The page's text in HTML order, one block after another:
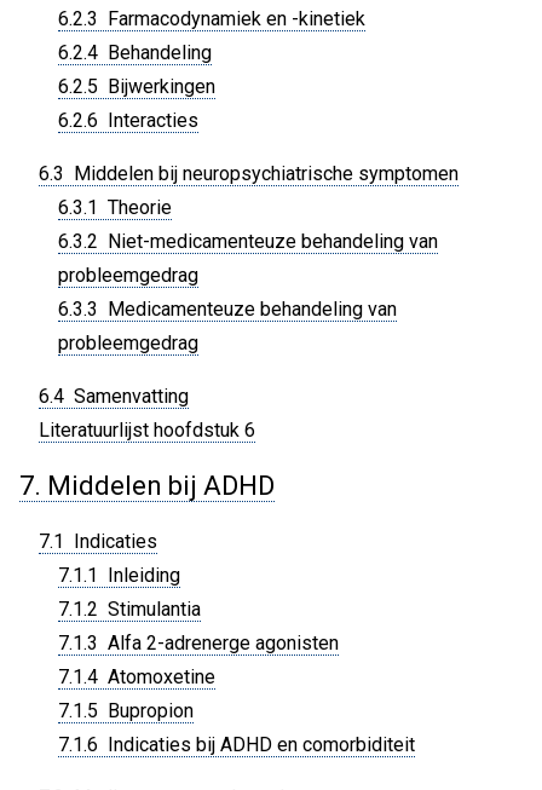
6.2.3 Farmacodynamiek en -kinetiek
6.2.4 Behandeling
6.2.5 Bijwerkingen
6.2.6 Interacties
6.3 Middelen bij neuropsychiatrische symptomen
6.3.1 Theorie
6.3.2 Niet-medicamenteuze behandeling van
probleemgedrag
6.3.3 Medicamenteuze behandeling van
probleemgedrag
6.4 Samenvatting
Literatuurlijst hoofdstuk 6
7. Middelen bij ADHD
7.1 Indicaties
7.1.1 Inleiding
7.1.2 Stimulantia
7.1.3 Alfa 2-adrenerge agonisten
7.1.4 Atomoxetine
7.1.5 Bupropion
7.1.6 Indicaties bij ADHD en comorbiditeit